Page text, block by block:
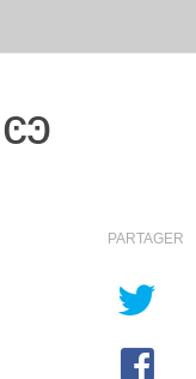
PARTAGER